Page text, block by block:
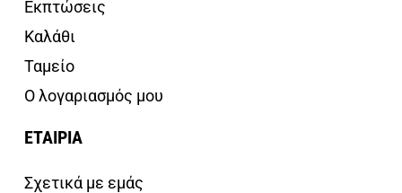
Εκπτώσεις
Καλάθι
Ταμείο
Ο λογαριασμός μου
ΕΤΑΙΡΙΑ
Σχετικά με εμάς